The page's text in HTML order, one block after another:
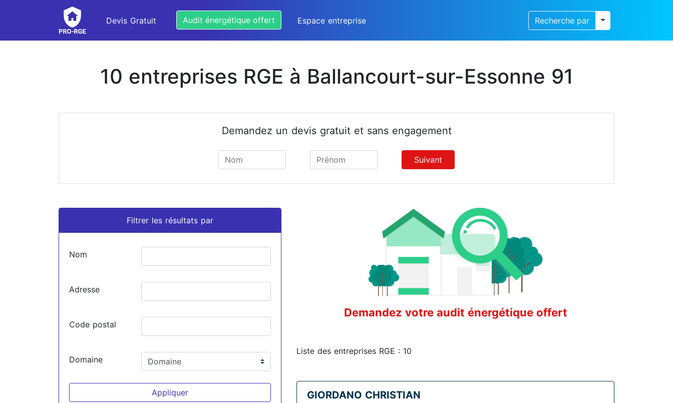
Devis Gratuit Audit énergétique offert Espace entreprise Recherche par Toggle dropdown
10 entreprises RGE à Ballancourt-sur-Essonne 91
Demandez un devis gratuit et sans engagement
Suivant
Filtrer les résultats par
Nom
Adresse
Code postal
Domaine
Appliquer
Demandez votre audit énergétique offert
Liste des entreprises RGE : 10
GIORDANO CHRISTIAN